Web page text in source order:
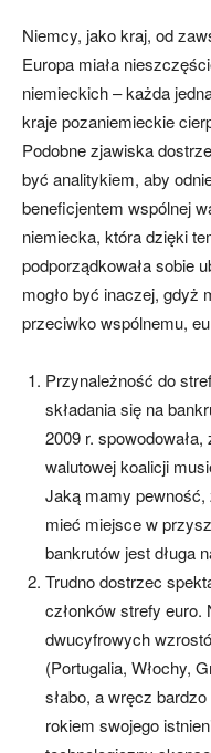
Niemcy, jako kraj, od
Europa miała
niemieckich – każda
kraje pozaniemieckie
Podobne zjawiska
być analitykiem, aby
beneficjentem wspólnej
niemiecka, która dzięki
podporządkowała sobie
mogło być inaczej, gdyż
przeciwko wspólnemu,
Przynależność do
składania się na
2009 r.
walutowej koalicji
Jaką mamy pewność,
mieć miejsce w
bankrutów jest długa
Trudno dostrzec
członków strefy
dwucyfrowych
(Portugalia, Włochy,
słabo, a wręcz
rokiem swojego